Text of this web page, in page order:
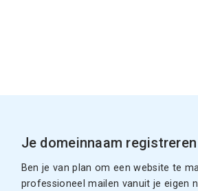
Je domeinnaam
Ben je van plan om een website te
professioneel mailen vanuit je eigen